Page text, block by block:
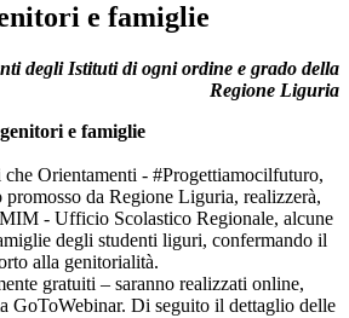
e famiglie
degli Istituti di ogni ordine e grado della
Regione Liguria
e famiglie
Orientamenti - #Progettiamocilfuturo,
da Regione Liguria, realizzerà,
- Ufficio Scolastico Regionale, alcune
degli studenti liguri, confermando il
alla genitorialità.
gratuiti – saranno realizzati online,
GoToWebinar. Di seguito il dettaglio delle